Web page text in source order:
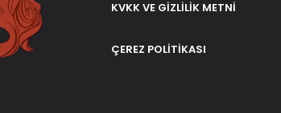
KVKK VE GIZLILIK METNI
ÇEREZ POLITIKASI